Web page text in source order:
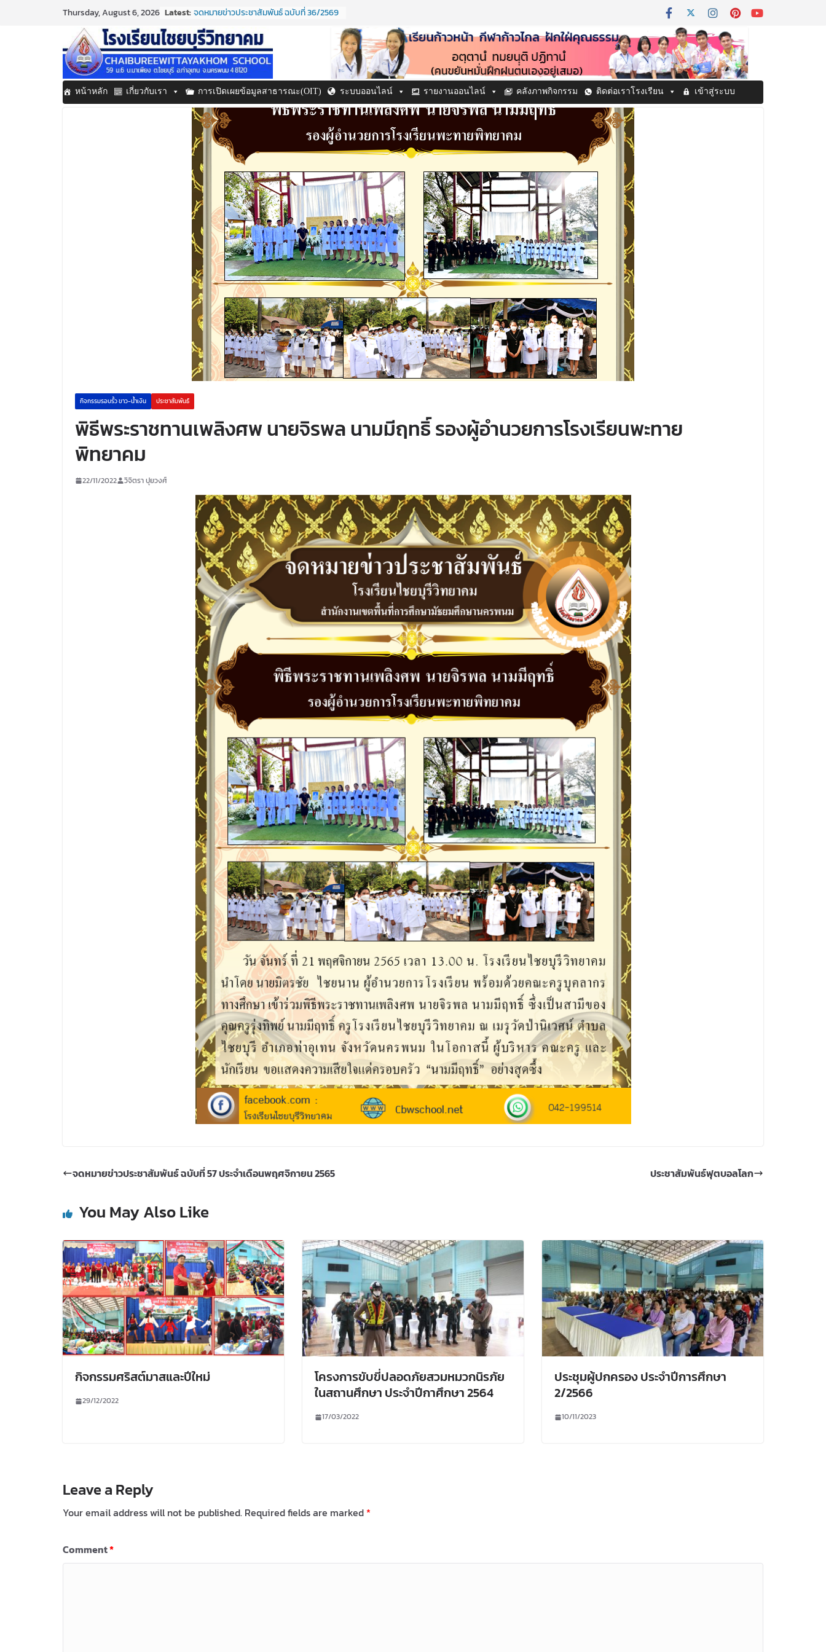
Thursday, August 6, 2026 Latest:จดหมายข่าวประชาสัมพันธ์ ฉบับที่ 36/2569
ประจำเดือนมิถุนายน 2569
กิจกรรมต่อต้านยาเสพติด ปี ๒๕๖๙
กิจกรรมวันสุนทรภู่ ประจำปี ๒๕๖๙
จดหมายข่าวประชาสัมพันธ์ ฉบับที่ 38/2569
ประจำเดือนมิถุนายน 2569
จดหมายข่าวประชาสัมพันธ์ ฉบับที่ 37/2569
ประจำเดือนมิถุนายน 2569
หน้าหลัก เกี่ยวกับเรา การเปิดเผยข้อมูลสาธารณะ(OIT) ระบบออนไลน์ รายงานออนไลน์ คลังภาพกิจกรรม ติดต่อเราโรงเรียน เข้าสู่ระบบ
กิจกรรมรอบรั้ว ขาว-น้ำเงิน ประชาสัมพันธ์
พิธีพระราชทานเพลิงศพ นายจิรพล นามมีฤทธิ์ รองผู้อำนวยการโรงเรียนพะทาย
พิทยาคม
22/11/2022 วิจิตรา ปุยวงศ์
จดหมายข่าวประชาสัมพันธ์ ฉบับที่ 57 ประจำเดือนพฤศจิกายน 2565 ประชาสัมพันธ์ฟุตบอลโลก
You May Also Like
กิจกรรมศริสต์มาสและปีใหม่
29/12/2022
โครงการขับขี่ปลอดภัยสวมหมวกนิรภัย
ในสถานศึกษา ประจำปีกาศึกษา 2564
17/03/2022
ประชุมผู้ปกครอง ประจำปีการศึกษา
2/2566
10/11/2023
Leave a Reply
Your email address will not be published. Required fields are marked *
Comment*